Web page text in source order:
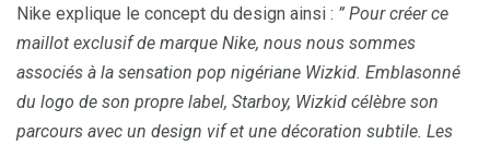
Nike explique le concept du design ainsi : ” Pour créer ce
maillot exclusif de marque Nike, nous nous sommes
associés à la sensation pop nigériane Wizkid. Emblasonné
du logo de son propre label, Starboy, Wizkid célèbre son
parcours avec un design vif et une décoration subtile. Les